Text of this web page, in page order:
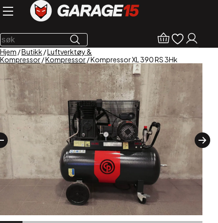
Hjem /Butikk /Luftverktøy &
Kompressor/Kompressor/ Kompressor XL 390 RS 3Hk